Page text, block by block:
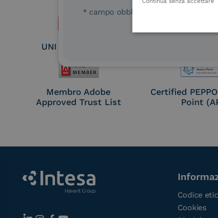
UNI EN ISO 37001
Membro Adobe
Approved Trust List
Certified
Point
* campo obbligatorio
Codice
Cookies